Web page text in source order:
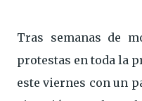
Tras semanas de
protestas en toda la
este viernes con un